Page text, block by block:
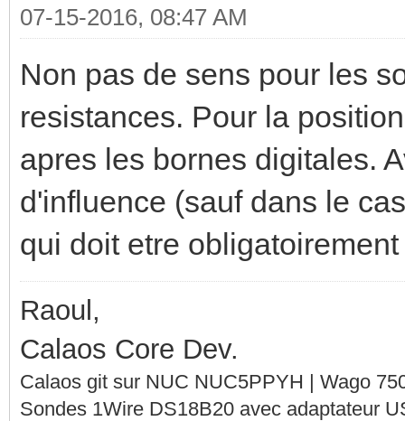
07-15-2016, 08:47 AM
Non pas de sens pour les
resistances. Pour la
apres les bornes digitales.
d'influence (sauf dans le
qui doit etre
Raoul,
Calaos Core Dev.
Calaos git sur NUC NUC5PPYH | Wago
Sondes 1Wire DS18B20 avec adaptateur